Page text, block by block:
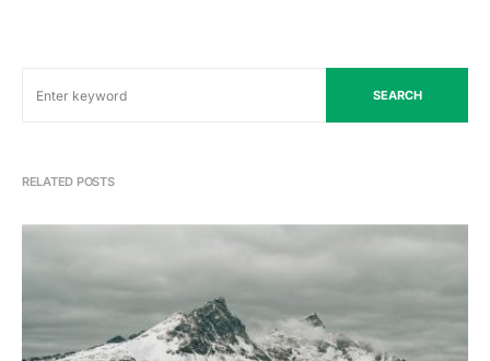
SEARCH
RELATED POSTS